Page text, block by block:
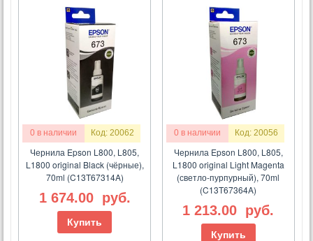
0 в наличии Код: 20062
Чернила Epson L800, L805,
L1800 original Black (чёрные),
70ml (C13T67314A)
1 674.00 руб.
Купить
0 в наличии Код: 20056
Чернила Epson L800, L805,
L1800 original Light Magenta
(светло-пурпурный), 70ml
(C13T67364A)
1 213.00 руб.
Купить